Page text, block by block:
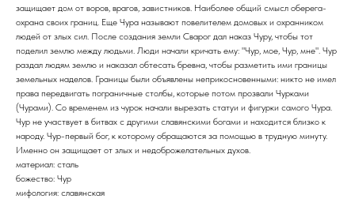
защищает дом от воров, врагов, завистников. Наиболее общий смысл оберега-
охрана своих границ. Еще Чура называют повелителем домовых и охранником
людей от злых сил. После создания земли Сварог дал наказ Чуру, чтобы тот
поделил землю между людьми. Люди начали кричать ему: "Чур, мое, Чур, мне". Чур
раздал людям землю и наказал обтесать бревна, чтобы разметить ими границы
земельных наделов. Границы были объявлены неприкосновенными: никто не имел
права передвигать пограничные столбы, которые потом прозвали Чурками
(Чурами). Со временем из чурок начали вырезать статуи и фигурки самого Чура.
Чур не участвует в битвах с другими славянскими богами и находится близко к
народу. Чур-первый бог, к которому обращаются за помощью в трудную минуту.
Именно он защищает от злых и недоброжелательных духов.
материал: сталь
божество: Чур
мифология: славянская